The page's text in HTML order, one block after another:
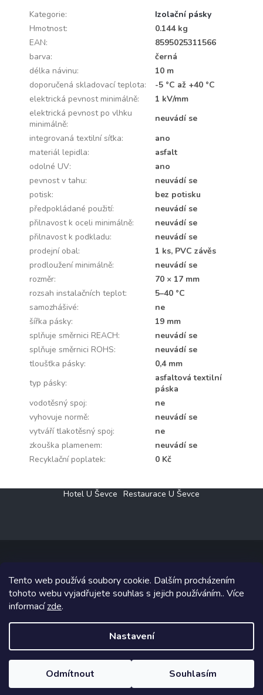
Tento web používá soubory cookie. Dalším procházením
tohoto webu vyjadřujete souhlas s jejich používáním.. Více
informacízde.
Nastavení
Odmítnout Souhlasím
Kategorie:
Izolační pásky
Hmotnost:
0.144 kg
EAN:
8595025311566
barva:
černá
délka návinu:
10 m
doporučená skladovací teplota:
-5 °C až +40 °C
elektrická pevnost minimálně:
1 kV/mm
elektrická pevnost po vlhku
minimálně:
neuvádí se
integrovaná textilní síťka:
ano
materiál lepidla:
asfalt
odolné UV:
ano
pevnost v tahu:
neuvádí se
potisk:
bez potisku
předpokládané použití:
neuvádí se
přilnavost k oceli minimálně:
neuvádí se
přilnavost k podkladu:
neuvádí se
prodejní obal:
1 ks, PVC závěs
prodloužení minimálně:
neuvádí se
rozměr:
70 × 17 mm
rozsah instalačních teplot:
5–40 °C
samozhášivé:
ne
šířka pásky:
19 mm
splňuje směrnici REACH:
neuvádí se
splňuje směrnici ROHS:
neuvádí se
tloušťka pásky:
0,4 mm
typ pásky:
asfaltová textilní
páska
vodotěsný spoj:
ne
vyhovuje normě:
neuvádí se
vytváří tlakotěsný spoj:
ne
zkouška plamenem:
neuvádí se
Recyklační poplatek: 0 Kč
Hotel U Ševce Restaurace U Ševce
Copyright 2026Elektro Klesný s.r.o.. Všechna práva vyhrazena.
Grafický návrh vytvořil a na Shoptet implementoval
Shoptetak.cz.
Vytvořil Shoptet